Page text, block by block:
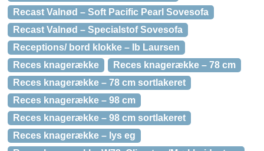
Recast Valnød – Soft Pacific Pearl Sovesofa
Recast Valnød – Specialstof Sovesofa
Receptions/ bord klokke – Ib Laursen
Reces knagerække
Reces knagerække – 78 cm
Reces knagerække – 78 cm sortlakeret
Reces knagerække – 98 cm
Reces knagerække – 98 cm sortlakeret
Reces knagerække – lys eg